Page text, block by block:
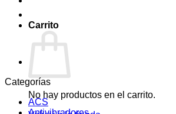
Carrito
No hay productos en el carrito.
Categorías
ACS